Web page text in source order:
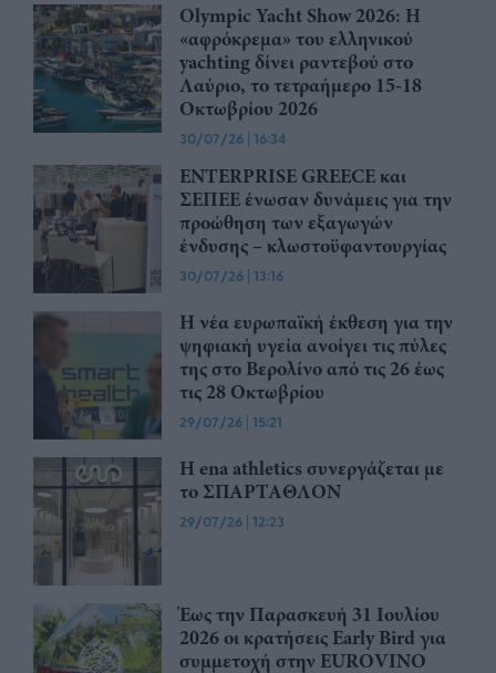
Olympic Yacht Show 2026: Η
«αφρόκρεμα» του ελληνικού
yachting δίνει ραντεβού στο
Λαύριο, το τετραήμερο 15-18
Οκτωβρίου 2026
30/07/26 | 16:34
ENTERPRISE GREECE και
ΣΕΠΕΕ ένωσαν δυνάμεις για την
προώθηση των εξαγωγών
ένδυσης – κλωστοϋφαντουργίας
30/07/26 | 13:16
Η νέα ευρωπαϊκή έκθεση για την
ψηφιακή υγεία ανοίγει τις πύλες
της στο Βερολίνο από τις 26 έως
τις 28 Οκτωβρίου
29/07/26 | 15:21
Η ena athletics συνεργάζεται με
το ΣΠΑΡΤΑΘΛΟΝ
29/07/26 | 12:23
Έως την Παρασκευή 31 Ιουλίου
2026 οι κρατήσεις Early Bird για
συμμετοχή στην EUROVINO